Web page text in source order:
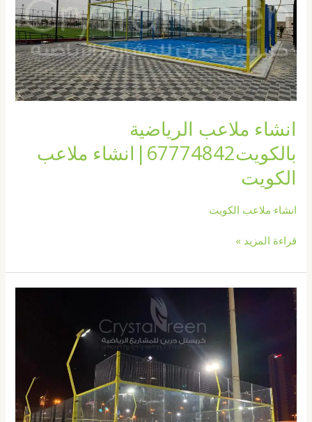
انشاء ملاعب الرياضية
بالكويت67774842|انشاء ملاعب
الكويت
انشاء ملاعب الكويت
قراءة المزيد »
إنشاء
وتجهيز
البادل67774842|
ملاعب
بادل
بالكويت